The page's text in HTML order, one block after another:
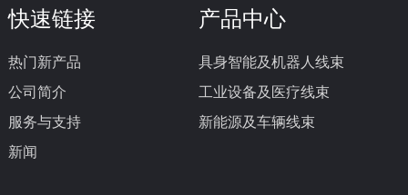
快速链接
热门新产品
公司简介
服务与支持
新闻
产品中心
具身智能及机器人线束
工业设备及医疗线束
新能源及车辆线束